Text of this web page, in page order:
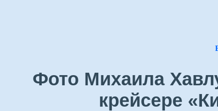
Фото Михаила
крейсере